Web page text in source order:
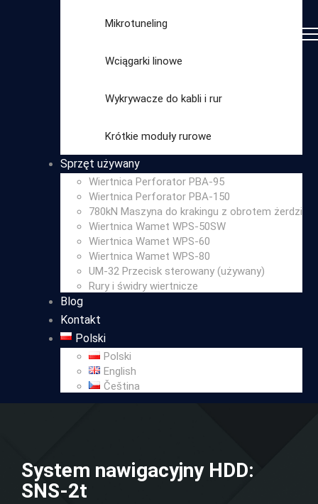
Mikrotuneling
Wciągarki linowe
Wykrywacze do kabli i rur
Krótkie moduły rurowe
kategorię
Sprzęt używany
Wiertnica Perforator PBA-95
Wiertnica Perforator PBA-150
780kN Maszyna do krakingu z obrotem żerdzi
Wiertnica Wamet WPS-50SW
Wiertnica Wamet WPS-60
Wiertnica Wamet WPS-80
UM-32 Przecisk sterowany (używany)
Rury i świdry wiertnicze
Blog
Kontakt
Polski
Polski
English
Čeština
System nawigacyjny HDD:
SNS-2t